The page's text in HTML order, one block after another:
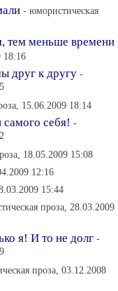
- юмористическая
меньше времени
18:16
друг к другу -
15.06.2009 18:14
себя! -
18.05.2009 15:08
12:16
15:44
проза, 28.03.2009
я! И то не долг -
проза, 03.12.2008